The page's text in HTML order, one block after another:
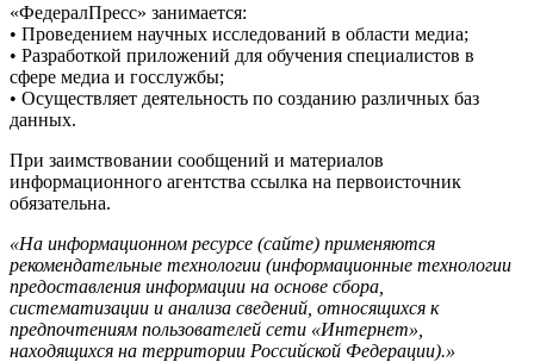
«ФедералПресс» занимается:
• Проведением научных исследований в области медиа;
• Разработкой приложений для обучения специалистов в
сфере медиа и госслужбы;
• Осуществляет деятельность по созданию различных баз
данных.
При заимствовании сообщений и материалов
информационного агентства ссылка на первоисточник
обязательна.
«На информационном ресурсе (сайте) применяются
рекомендательные технологии (информационные технологии
предоставления информации на основе сбора,
систематизации и анализа сведений, относящихся к
предпочтениям пользователей сети «Интернет»,
находящихся на территории Российской Федерации).»